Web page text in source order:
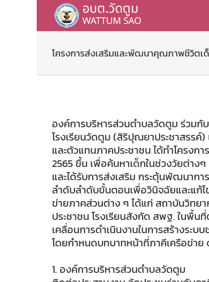
โครงการส่งเสริมและพัฒนาคุณภาพชีวิตเ
องค์การบริหารส่วนตำบลวัดตูม ร่วมกั
โรงเรียนวัดตูม (สิริปุณยาประชาสรร
และตัวแทนภาคประชาชน ได้ทำโครง
2565 ขึ้น เพื่อค้นหาเด็กในช่วงวัยต่า
และได้รับการส่งเสริม กระตุ้นพัฒนา
ลำดับลำดับขั้นตอนเพื่อวินิจฉัยและแก้ไ
ข่ายภาคส่วนต่าง ๆ ได้แก่ สถาบันวิทย
ประชาชน โรงเรียนสังกัด สพฐ. ในพื้
เคลื่อนการดำเนินงานในการสร้างระ
โดยกำหนดบทบาทหน้าที่ภาคีเครือข่าย
1. องค์การบริหารส่วนตำบลวัดตูม